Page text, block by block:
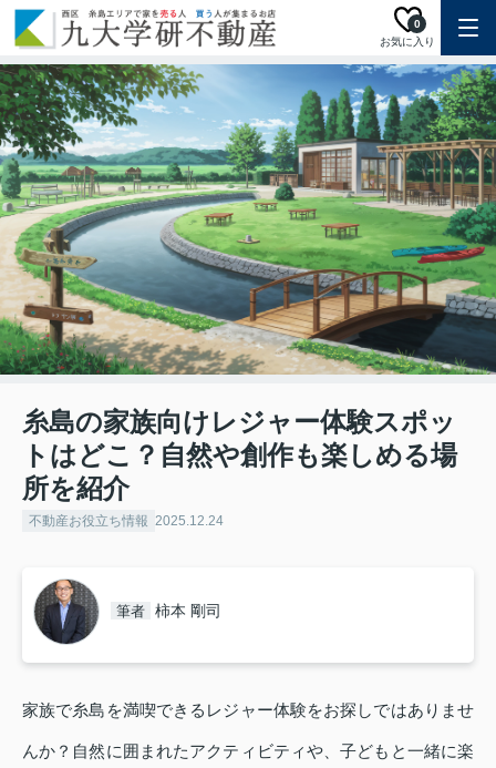
お気に入り
0
糸島の家族向けレジャー体験スポッ
トはどこ？自然や創作も楽しめる場
所を紹介
不動産お役立ち情報 2025.12.24
筆者 柿本 剛司
家族で糸島を満喫できるレジャー体験をお探しではありませ
んか？自然に囲まれたアクティビティや、子どもと一緒に楽